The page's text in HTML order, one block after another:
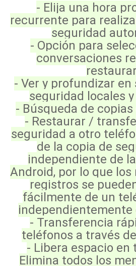
- Elija una hora
recurrente para
seguridad
- Opción para
conversaciones
- Ver y profundizar en
seguridad locales
- Búsqueda de
- Restaurar /
seguridad a otro
de la copia de
independiente de
Android, por lo que los
registros se
fácilmente de un
independientemente
- Transferencia
teléfonos a través
- Libera espacio en
Elimina todos los